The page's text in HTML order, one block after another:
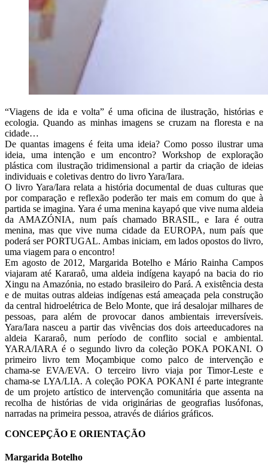
“Viagens de ida e volta” é uma oficina de ilustração, histórias e
ecologia. Quando as minhas imagens se cruzam na floresta e na
cidade…
De quantas imagens é feita uma ideia? Como posso ilustrar uma
ideia, uma intenção e um encontro? Workshop de exploração
plástica com ilustração tridimensional a partir da criação de ideias
individuais e coletivas dentro do livro Yara/Iara.
O livro Yara/Iara relata a história documental de duas culturas que
por comparação e reflexão poderão ter mais em comum do que à
partida se imagina. Yara é uma menina kayapó que vive numa aldeia
da AMAZÓNIA, num país chamado BRASIL, e Iara é outra
menina, mas que vive numa cidade da EUROPA, num país que
poderá ser PORTUGAL. Ambas iniciam, em lados opostos do livro,
uma viagem para o encontro!
Em agosto de 2012, Margarida Botelho e Mário Rainha Campos
viajaram até Kararaô, uma aldeia indígena kayapó na bacia do rio
Xingu na Amazónia, no estado brasileiro do Pará. A existência desta
e de muitas outras aldeias indígenas está ameaçada pela construção
da central hidroelétrica de Belo Monte, que irá desalojar milhares de
pessoas, para além de provocar danos ambientais irreversíveis.
Yara/Iara nasceu a partir das vivências dos dois arteeducadores na
aldeia Kararaô, num período de conflito social e ambiental.
YARA/IARA é o segundo livro da coleção POKA POKANI. O
primeiro livro tem Moçambique como palco de intervenção e
chama-se EVA/EVA. O terceiro livro viaja por Timor-Leste e
chama-se LYA/LIA. A coleção POKA POKANI é parte integrante
de um projeto artístico de intervenção comunitária que assenta na
recolha de histórias de vida originárias de geografias lusófonas,
narradas na primeira pessoa, através de diários gráficos.
CONCEPÇÃO E ORIENTAÇÃO
Margarida Botelho